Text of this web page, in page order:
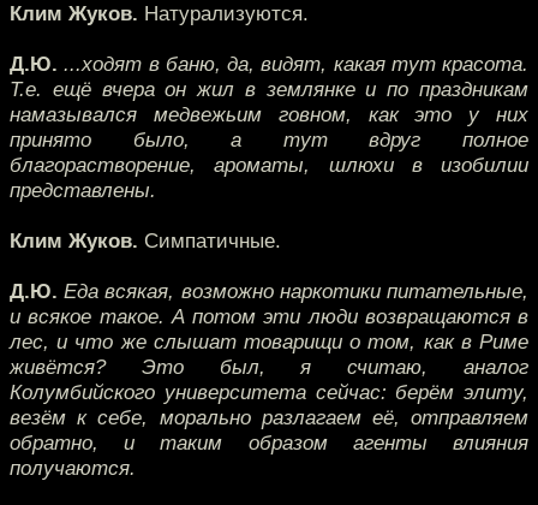
Клим Жуков. Натурализуются.
Д.Ю. ...ходят в баню, да, видят, какая тут красота.
Т.е. ещё вчера он жил в землянке и по праздникам
намазывался медвежьим говном, как это у них
принято было, а тут вдруг полное
благорастворение, ароматы, шлюхи в изобилии
представлены.
Клим Жуков. Симпатичные.
Д.Ю. Еда всякая, возможно наркотики питательные,
и всякое такое. А потом эти люди возвращаются в
лес, и что же слышат товарищи о том, как в Риме
живётся? Это был, я считаю, аналог
Колумбийского университета сейчас: берём элиту,
везём к себе, морально разлагаем её, отправляем
обратно, и таким образом агенты влияния
получаются.